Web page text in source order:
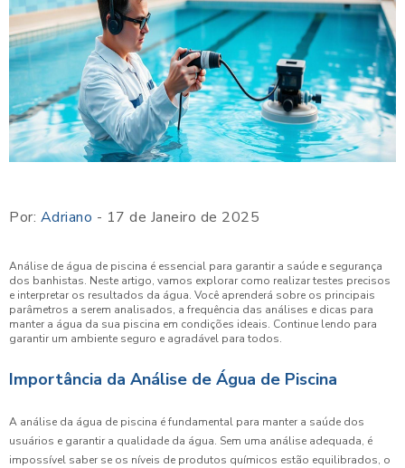
Por: Adriano - 17 de Janeiro de 2025
Análise de água de piscina é essencial para garantir a saúde e segurança
dos banhistas. Neste artigo, vamos explorar como realizar testes precisos
e interpretar os resultados da água. Você aprenderá sobre os principais
parâmetros a serem analisados, a frequência das análises e dicas para
manter a água da sua piscina em condições ideais. Continue lendo para
garantir um ambiente seguro e agradável para todos.
Importância da Análise de Água de Piscina
A análise da água de piscina é fundamental para manter a saúde dos
usuários e garantir a qualidade da água. Sem uma análise adequada, é
impossível saber se os níveis de produtos químicos estão equilibrados, o